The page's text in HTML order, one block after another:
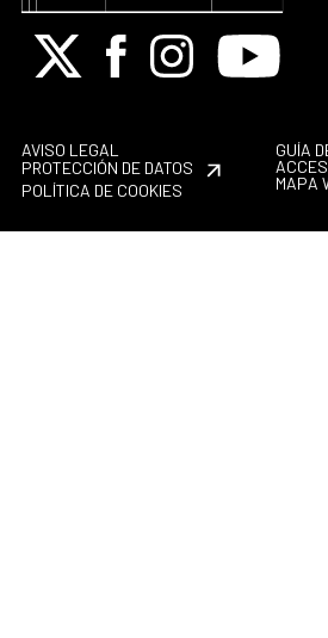
X FacebookInstagramYoutube
AVISO LEGAL
PROTECCIÓN DE DATOS
POLÍTICA DE COOKIES
GUÍA
MAPA